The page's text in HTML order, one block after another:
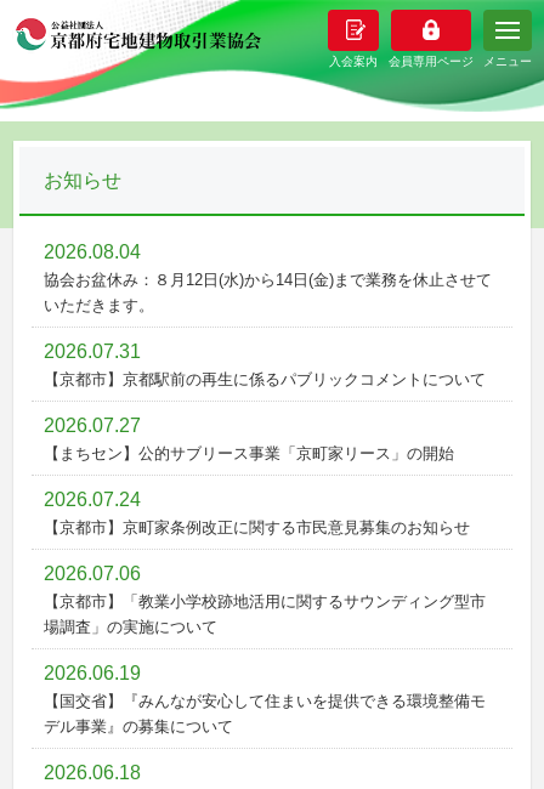
メニュー
お知らせ
2026.08.04
協会お盆休み：８月12日(水)から14日(金)まで業務を休止させて
いただきます。
2026.07.31
【京都市】京都駅前の再生に係るパブリックコメントについて
2026.07.27
【まちセン】公的サブリース事業「京町家リース」の開始
2026.07.24
【京都市】京町家条例改正に関する市民意見募集のお知らせ
2026.07.06
【京都市】「教業小学校跡地活用に関するサウンディング型市
場調査」の実施について
2026.06.19
【国交省】『みんなが安心して住まいを提供できる環境整備モ
デル事業』の募集について
2026.06.18